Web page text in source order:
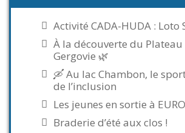
Activité CADA-HUDA : Loto
À la découverte du Plateau
Gergovie 🌿
🛶 Au lac Chambon, le
de l’inclusion
Les jeunes en sortie à
Braderie d’été aux clos !